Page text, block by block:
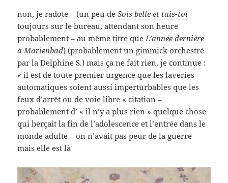
non, je radote – (un peu deSois belle et tais-toi
toujours sur le bureau, attendant son heure
probablement – au même titre que L’année dernière
à Marienbad) (probablement un gimmick orchestré
par la Delphine S.) mais ça ne fait rien, je continue :
« il est de toute premier urgence que les laveries
automatiques soient aussi imperturbables que les
feux d’arrêt ou de voie libre « citation –
probablement d’ « il n’y a plus rien » quelque chose
qui berçait la fin de l’adolescence et l’entrée dans le
monde adulte – on n’avait pas peur de la guerre
mais elle est là